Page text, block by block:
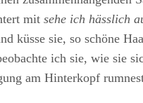
mit sehe ich hässlich
küsse sie, so schöne
ich sie, wie sie
am Hinterkopf